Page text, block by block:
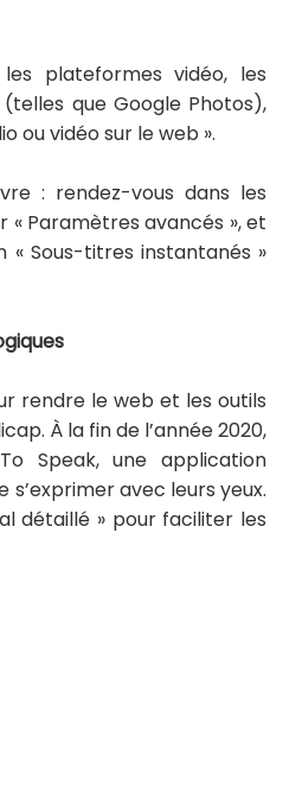
plateformes vidéo, les
que Google Photos),
ou vidéo sur le web ».
: rendez-vous dans les
Paramètres avancés », et
« Sous-titres instantanés »
rendre le web et les outils
À la fin de l’année 2020,
Speak, une application
avec leurs yeux.
détaillé » pour faciliter les